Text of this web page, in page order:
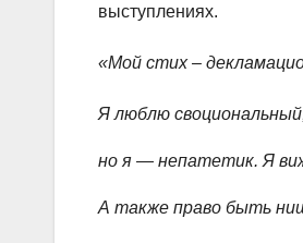
выступлениях.
«Мой стих –
Я люблю
но я — непатетик. Я
А также право быть